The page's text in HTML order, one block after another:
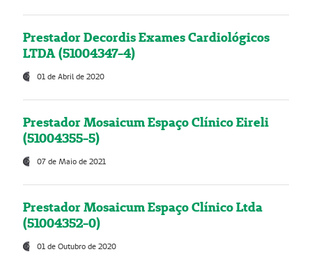
Prestador Decordis Exames Cardiológicos
LTDA (51004347-4)
01 de Abril de 2020
Prestador Mosaicum Espaço Clínico Eireli
(51004355-5)
07 de Maio de 2021
Prestador Mosaicum Espaço Clínico Ltda
(51004352-0)
01 de Outubro de 2020